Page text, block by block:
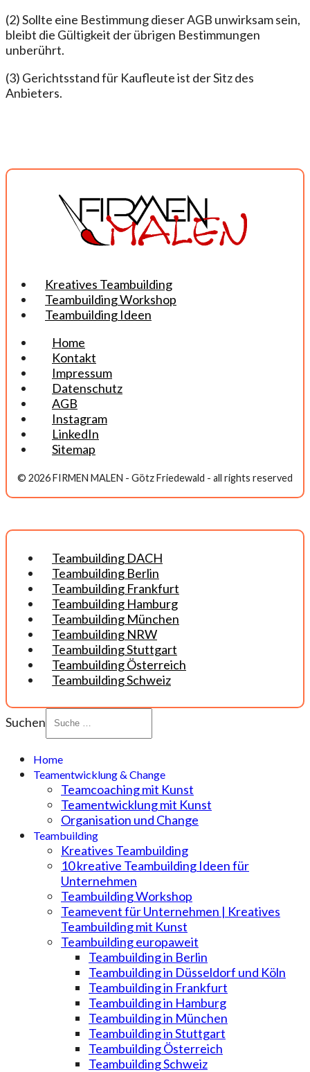
(2) Sollte eine Bestimmung dieser AGB unwirksam sein,
bleibt die Gültigkeit der übrigen Bestimmungen
unberührt.
(3) Gerichtsstand für Kaufleute ist der Sitz des
Anbieters.
Kreatives Teambuilding
Teambuilding Workshop
Teambuilding Ideen
Home
Kontakt
Impressum
Datenschutz
AGB
Instagram
LinkedIn
Sitemap
© 2026 FIRMEN MALEN - Götz Friedewald - all rights reserved
Teambuilding DACH
Teambuilding Berlin
Teambuilding Frankfurt
Teambuilding Hamburg
Teambuilding München
Teambuilding NRW
Teambuilding Stuttgart
Teambuilding Österreich
Teambuilding Schweiz
Suchen
Home
Teamentwicklung & Change
Teamcoaching mit Kunst
Teamentwicklung mit Kunst
Organisation und Change
Teambuilding
Kreatives Teambuilding
10 kreative Teambuilding Ideen für
Unternehmen
Teambuilding Workshop
Teamevent für Unternehmen | Kreatives
Teambuilding mit Kunst
Teambuilding europaweit
Teambuilding in Berlin
Teambuilding in Düsseldorf und Köln
Teambuilding in Frankfurt
Teambuilding in Hamburg
Teambuilding in München
Teambuilding in Stuttgart
Teambuilding Österreich
Teambuilding Schweiz